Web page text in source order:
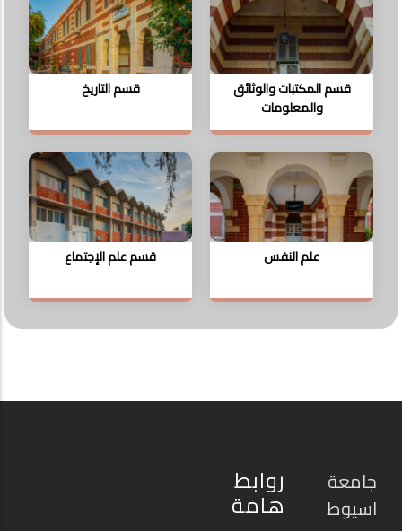
قسم المكتبات والوثائق
والمعلومات
قسم التاريخ
علم النفس قسم علم الإجتماع
جامعة
اسيوط
روابط
هامة